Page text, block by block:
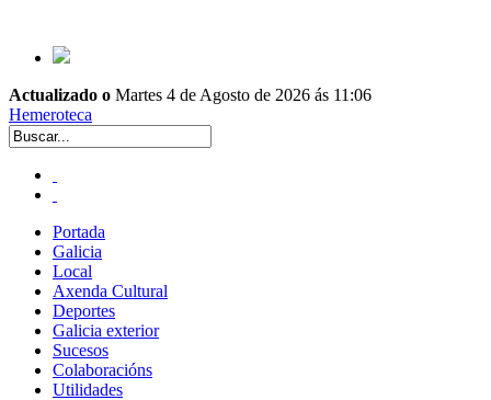
Actualizado o Martes 4 de Agosto de 2026 ás 11:06
Hemeroteca
Portada
Galicia
Local
Axenda Cultural
Deportes
Galicia exterior
Sucesos
Colaboracións
Utilidades